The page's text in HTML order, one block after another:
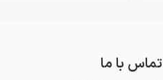
تماس با ما